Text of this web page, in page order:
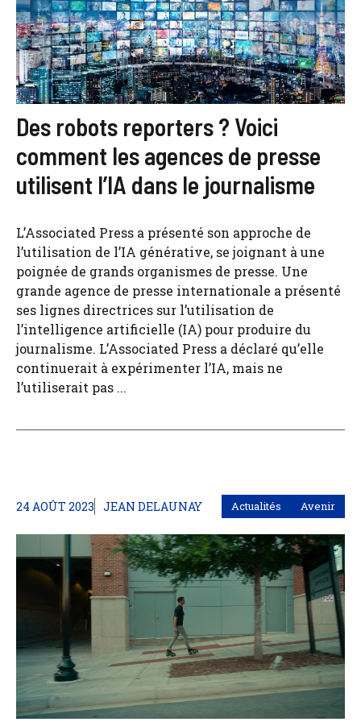
Des robots reporters ? Voici
comment les agences de presse
utilisent l’IA dans le journalisme
L’Associated Press a présenté son approche de
l’utilisation de l’IA générative, se joignant à une
poignée de grands organismes de presse. Une
grande agence de presse internationale a présenté
ses lignes directrices sur l’utilisation de
l’intelligence artificielle (IA) pour produire du
journalisme. L’Associated Press a déclaré qu’elle
continuerait à expérimenter l’IA, mais ne
l’utiliserait pas ...
24 AOÛT 2023 JEAN DELAUNAY Actualités Avenir